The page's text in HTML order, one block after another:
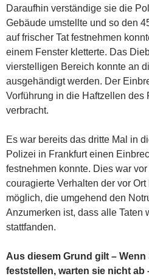
Daraufhin verständige sie die
Gebäude umstellte und so den
auf frischer Tat festnehmen
einem Fenster kletterte. Das
vierstelligen Bereich konnte an
ausgehändigt werden. Der
Vorführung in die Haftzellen des
verbracht.
Es war bereits das dritte Mal in
Polizei in Frankfurt einen
festnehmen konnte. Dies war
couragierte Verhalten der vor
möglich, die umgehend den
Anzumerken ist, dass alle Taten
stattfanden.
Aus diesem Grund gilt –
feststellen, warten sie nicht